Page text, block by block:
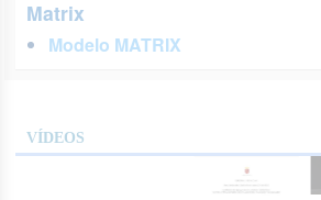
Matrix
Modelo MATRIX
VÍDEOS